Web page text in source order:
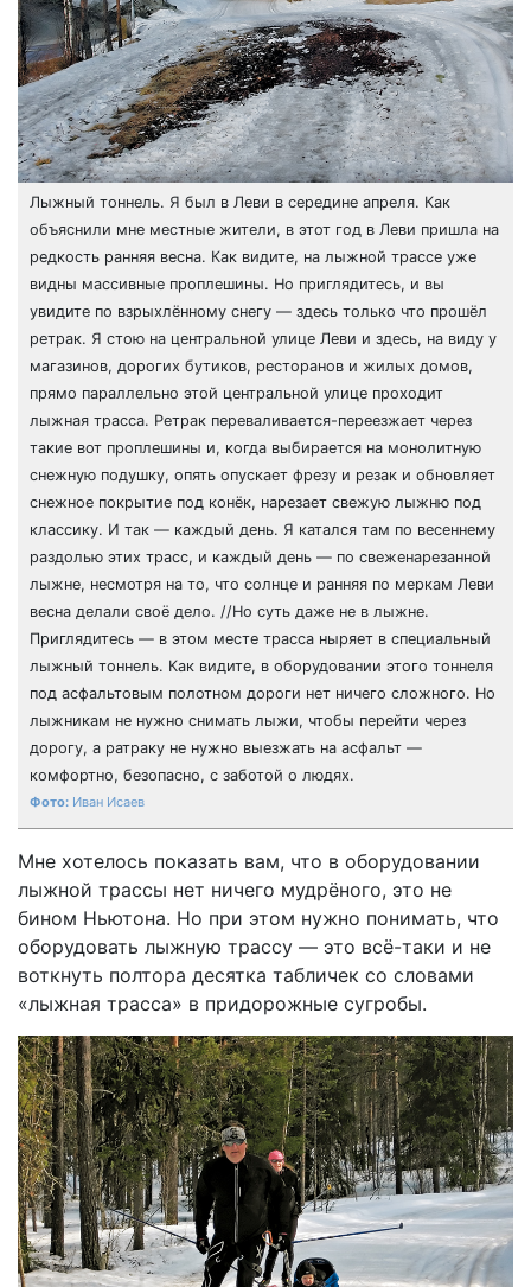
Лыжный тоннель. Я был в Леви в середине апреля. Как
объяснили мне местные жители, в этот год в Леви пришла на
редкость ранняя весна. Как видите, на лыжной трассе уже
видны массивные проплешины. Но приглядитесь, и вы
увидите по взрыхлённому снегу — здесь только что прошёл
ретрак. Я стою на центральной улице Леви и здесь, на виду у
магазинов, дорогих бутиков, ресторанов и жилых домов,
прямо параллельно этой центральной улице проходит
лыжная трасса. Ретрак переваливается-переезжает через
такие вот проплешины и, когда выбирается на монолитную
снежную подушку, опять опускает фрезу и резак и обновляет
снежное покрытие под конёк, нарезает свежую лыжню под
классику. И так — каждый день. Я катался там по весеннему
раздолью этих трасс, и каждый день — по свеженарезанной
лыжне, несмотря на то, что солнце и ранняя по меркам Леви
весна делали своё дело. //Но суть даже не в лыжне.
Приглядитесь — в этом месте трасса ныряет в специальный
лыжный тоннель. Как видите, в оборудовании этого тоннеля
под асфальтовым полотном дороги нет ничего сложного. Но
лыжникам не нужно снимать лыжи, чтобы перейти через
дорогу, а ратраку не нужно выезжать на асфальт —
комфортно, безопасно, с заботой о людях.
Иван Исаев
Мне хотелось показать вам, что в оборудовании
лыжной трассы нет ничего мудрёного, это не
бином Ньютона. Но при этом нужно понимать, что
оборудовать лыжную трассу — это всё-таки и не
воткнуть полтора десятка табличек со словами
«лыжная трасса» в придорожные сугробы.